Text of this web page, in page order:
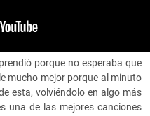
porque no esperaba que
mucho mejor porque al minuto
esta, volviéndolo en algo más
una de las mejores canciones